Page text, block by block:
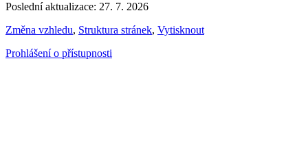
Poslední aktualizace: 27. 7. 2026
Změna vzhledu, Struktura stránek, Vytisknout
Prohlášení o přístupnosti